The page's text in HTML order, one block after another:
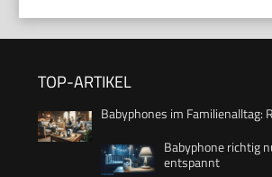
TOP-ARTIKEL
Babyphones im Familienalltag:
Babyphone richtig
entspannt